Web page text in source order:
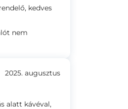
kedves
nem
2025. augusztus
alatt kávéval,